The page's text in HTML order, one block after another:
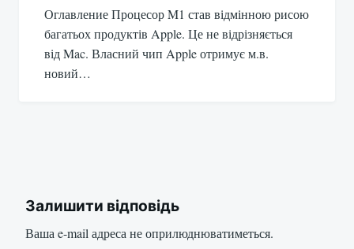
Оглавление Процесор M1 став відмінною рисою
багатьох продуктів Apple. Це не відрізняється
від Mac. Власний чип Apple отримує м.в.
новий…
Залишити відповідь
Ваша e-mail адреса не оприлюднюватиметься.